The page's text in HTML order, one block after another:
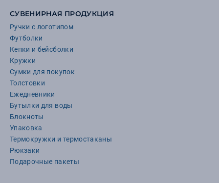
СУВЕНИРНАЯ ПРОДУКЦИЯ
Ручки с логотипом
Футболки
Кепки и бейсболки
Кружки
Сумки для покупок
Толстовки
Ежедневники
Бутылки для воды
Блокноты
Упаковка
Термокружки и термостаканы
Рюкзаки
Подарочные пакеты